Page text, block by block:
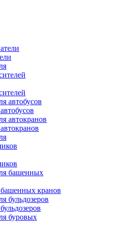
кранов